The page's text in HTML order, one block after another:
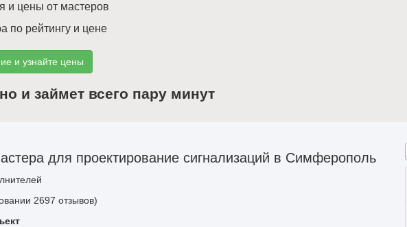
и цены от мастеров
по рейтингу и цене
и узнайте цены
и займет всего пару минут
для проектирование сигнализаций в Симферополь
2697 отзывов)